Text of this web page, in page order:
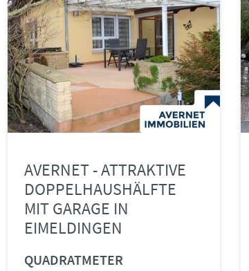
AVERNET - ATTRAKTIVE
DOPPELHAUSHÄLFTE
MIT GARAGE IN
EIMELDINGEN
QUADRATMETER